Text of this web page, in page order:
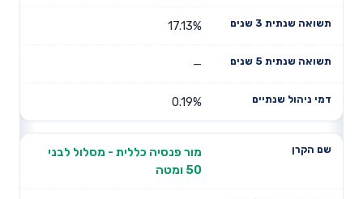
17.13%
—
0.19%
מור פנסיה כללית - מסלול לבני
50 ומטה